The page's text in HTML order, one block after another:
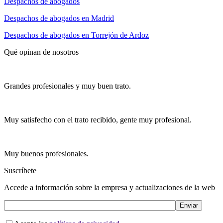
Despachos de abogados en Madrid
Despachos de abogados en Torrejón de Ardoz
Qué opinan de nosotros
Grandes profesionales y muy buen trato.
Muy satisfecho con el trato recibido, gente muy profesional.
Muy buenos profesionales.
Suscríbete
Accede a información sobre la empresa y actualizaciones de la web